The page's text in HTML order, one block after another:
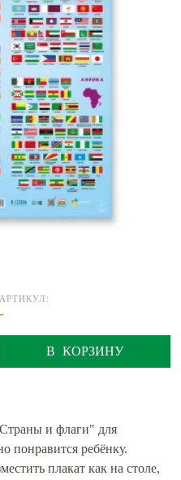
АРТИКУЛ:
-
В КОРЗИНУ
и флаги" для
понравится ребёнку.
плакат как на столе,